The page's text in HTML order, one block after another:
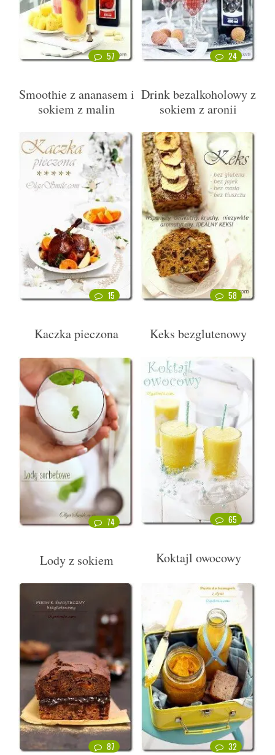
57
Smoothie z ananasem i
sokiem z malin
24
Drink bezalkoholowy z
sokiem z aronii
15
Kaczka pieczona
58
Keks bezglutenowy
74
Lody z sokiem
65
Koktajl owocowy
87 32